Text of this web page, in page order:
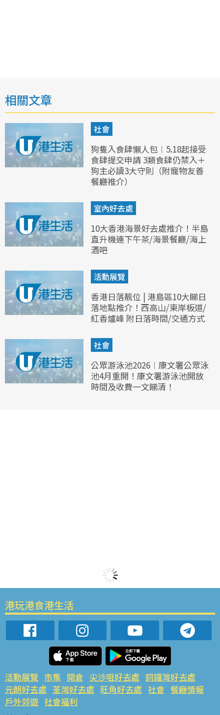
相關文章
社會
狗隻入食肆懶人包︱5.18起接受
食肆提交申請 3類食肆仍禁入＋
狗主必讀3大守則（附寵物友善
餐廳推介）
室內好去處
10大香港海景好去處推介！半島
直升機連下午茶/海景餐廳/海上
酒吧
活動展覽
香港日落靚位 | 港島區10大睇日
落地點推介！西高山/東岸板道/
紅香爐峰 附日落時間/交通方式
社會
公眾游泳池2026︱康文署公眾泳
池4月重開！康文署游泳池開放
時間及收費一文睇清！
港玩港食港生活
活動展覽 市集 開倉 尖沙咀好去處 銅鑼灣好去處
元朗好去處 荃灣好去處 旺角好去處 社會 餐廳情報
戶外郊遊 社會福利